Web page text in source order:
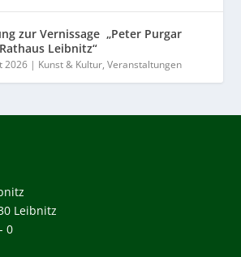
zur Vernissage „Peter Purgar
Leibnitz“
2026 | Kunst & Kultur,Veranstaltungen
Leibnitz
0